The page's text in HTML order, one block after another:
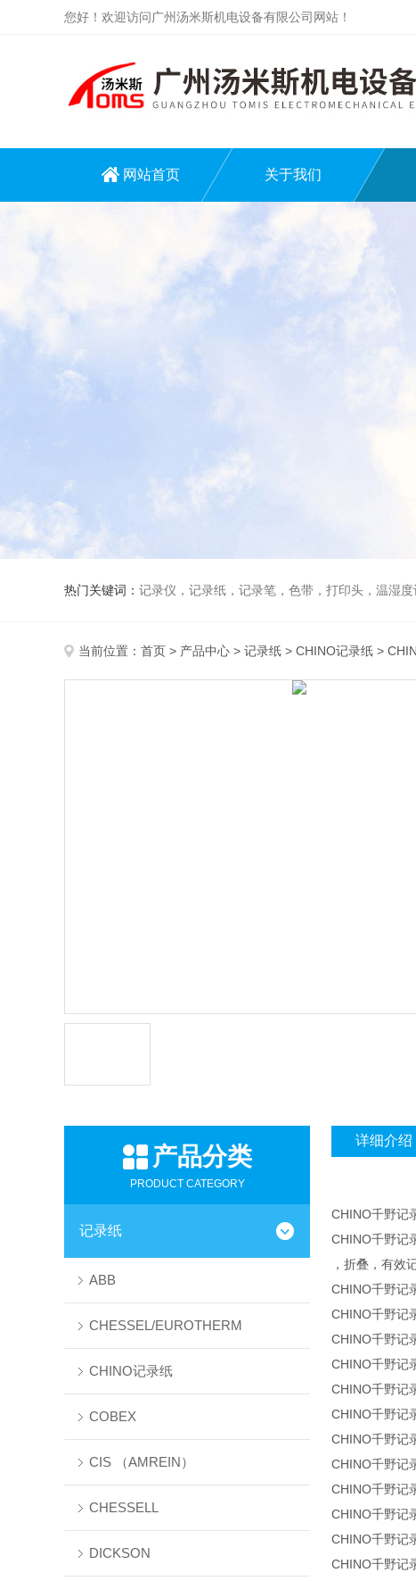
您好！欢迎访问广州汤米斯机电设备有限公司网站！
网站首页 关于我们
热门关键词： 记录仪，记录纸，记录笔，色带，打印头，温湿
当前位置： 首页 > 产品中心 > 记录纸 > CHINO记录纸 >
产品分类
PRODUCT CATEGORY
记录纸
ABB
CHESSEL/EUROTHERM
CHINO记录纸
COBEX
CIS （AMREIN）
CHESSELL
DICKSON
详细介绍
CHINO千野记
CHINO千野记
，折叠，有效
CHINO千野记
CHINO千野记
CHINO千野记
CHINO千野记
CHINO千野记
CHINO千野记
CHINO千野记
CHINO千野记
CHINO千野记
CHINO千野记
CHINO千野记
CHINO千野记